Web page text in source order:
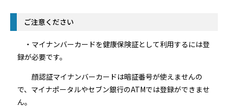
ご注意ください
・マイナンバーカードを健康保険証として利用するには登
録が必要です。
顔認証マイナンバーカードは暗証番号が使えませんの
で、マイナポータルやセブン銀行のATMでは登録ができませ
ん。